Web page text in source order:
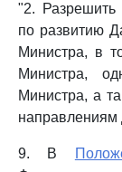
"2. Разрешить
по развитию
Министра, в
Министра,
Министра, а
направлениям
9. В